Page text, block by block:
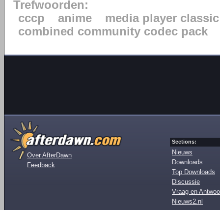
Trefwoorden:
cccp
anime
media player classic
combined community codec pack
Over AfterDawn
Feedback
Sections:
Nieuws
Downloads
Top Downloads
Discussie
Vraag en
Nieuws2.nl